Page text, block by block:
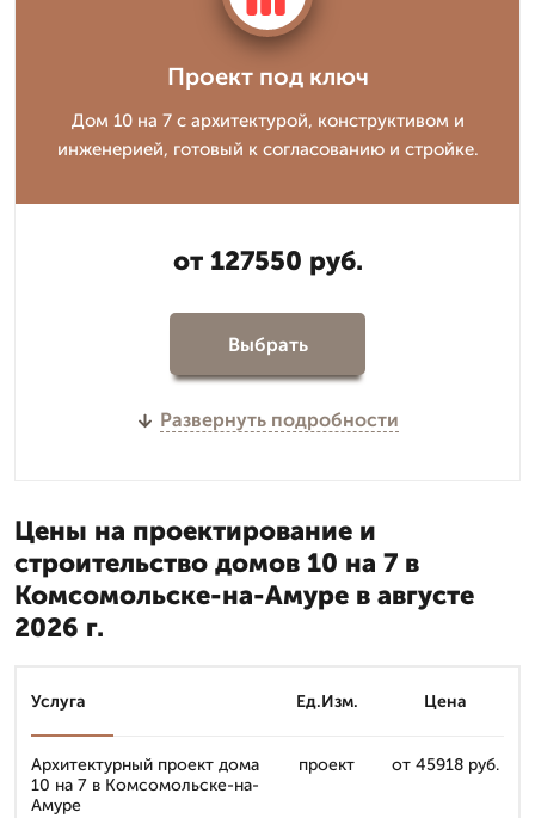
Проект под ключ
Дом 10 на 7 с архитектурой, конструктивом и
инженерией, готовый к согласованию и стройке.
от 127550 руб.
Выбрать
Развернуть подробности
Цены на проектирование и
строительство домов 10 на 7 в
Комсомольске-на-Амуре в августе
2026 г.
Услуга Ед.Изм. Цена
Архитектурный проект дома
10 на 7 в Комсомольске-на-
Амуре
проект от 45918 руб.